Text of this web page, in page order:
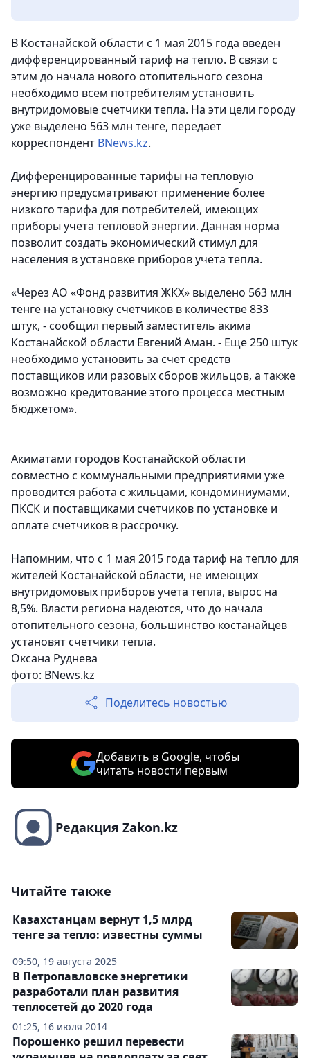
В Костанайской области с 1 мая 2015 года введен
дифференцированный тариф на тепло. В связи с
этим до начала нового отопительного сезона
необходимо всем потребителям установить
внутридомовые счетчики тепла. На эти цели городу
уже выделено 563 млн тенге, передает
корреспондент BNews.kz.
Дифференцированные тарифы на тепловую
энергию предусматривают применение более
низкого тарифа для потребителей, имеющих
приборы учета тепловой энергии. Данная норма
позволит создать экономический стимул для
населения в установке приборов учета тепла.
«Через АО «Фонд развития ЖКХ» выделено 563 млн
тенге на установку счетчиков в количестве 833
штук, - сообщил первый заместитель акима
Костанайской области Евгений Аман. - Еще 250 штук
необходимо установить за счет средств
поставщиков или разовых сборов жильцов, а также
возможно кредитование этого процесса местным
бюджетом».
Акиматами городов Костанайской области
совместно с коммунальными предприятиями уже
проводится работа с жильцами, кондоминиумами,
ПКСК и поставщиками счетчиков по установке и
оплате счетчиков в рассрочку.
Напомним, что с 1 мая 2015 года тариф на тепло для
жителей Костанайской области, не имеющих
внутридомовых приборов учета тепла, вырос на
8,5%. Власти региона надеются, что до начала
отопительного сезона, большинство костанайцев
установят счетчики тепла.
Оксана Руднева
фото: BNews.kz
Поделитесь новостью
Добавить в Google, чтобы
читать новости первым
Редакция Zakon.kz
Читайте также
09:50, 19 августа 2025
Казахстанцам вернут 1,5 млрд
тенге за тепло: известны суммы
01:25, 16 июля 2014
В Петропавловске энергетики
разработали план развития
теплосетей до 2020 года
Порошенко решил перевести